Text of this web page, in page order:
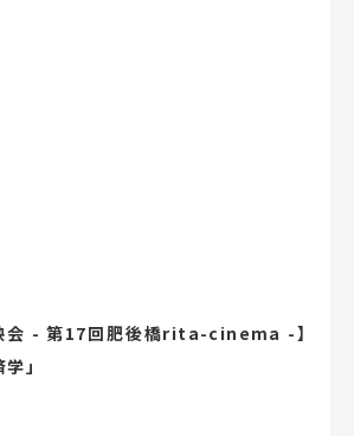
会 - 第17回肥後橋rita-cinema -】
」